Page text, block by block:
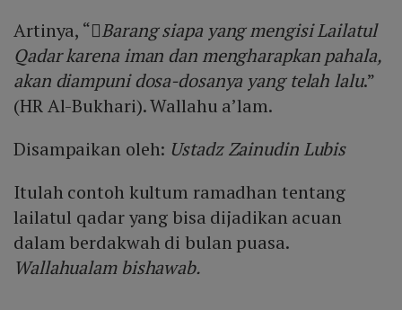
Artinya, “​​​​​​​ِBarang siapa yang mengisi Lailatul
Qadar karena iman dan mengharapkan pahala,
akan diampuni dosa-dosanya yang telah lalu.”
(HR Al-Bukhari). Wallahu a’lam.
Disampaikan oleh: Ustadz Zainudin Lubis
Itulah contoh kultum ramadhan tentang
lailatul qadar yang bisa dijadikan acuan
dalam berdakwah di bulan puasa.
Wallahualam bishawab.